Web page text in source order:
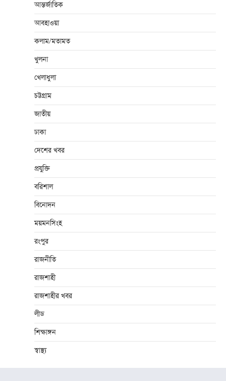
আন্তর্জাতিক
আবহাওয়া
কলাম/মতামত
খুলনা
খেলাধুলা
চট্টগ্রাম
জাতীয়
ঢাকা
দেশের খবর
প্রযুক্তি
বরিশাল
বিনোদন
ময়মনসিংহ
রংপুর
রাজনীতি
রাজশাহী
রাজশাহীর খবর
লীড
শিক্ষাঙ্গন
স্বাস্থ্য